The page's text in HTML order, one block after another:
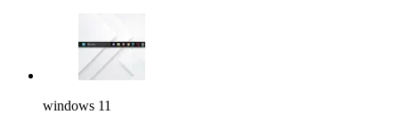
windows 11